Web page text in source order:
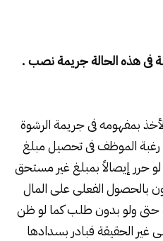
فى هذه الحالة جريمة نصب .
بمفهومه فى جريمة الرشوة
الموظف فى تحصيل مبلغ
حرر إيصالاً بمبلغ غير مستحق
بالحصول الفعلى على المال
حتى ولو بدون طلب كما لو ظن
الحقيقة فبادر بسدادها